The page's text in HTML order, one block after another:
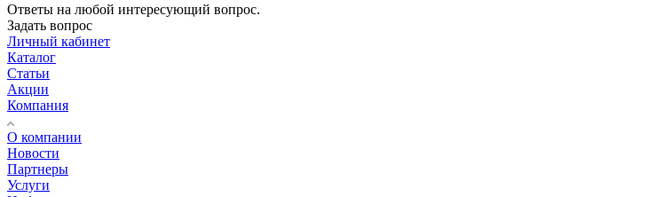
Ответы на любой интересующий вопрос.
Задать вопрос
Личный кабинет
Каталог
Статьи
Акции
Компания
О компании
Новости
Партнеры
Услуги